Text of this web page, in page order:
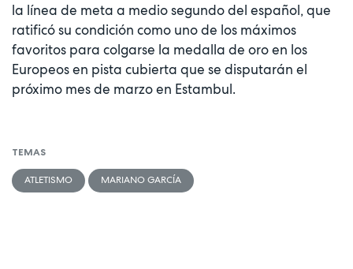
la línea de meta a medio segundo del español, que
ratificó su condición como uno de los máximos
favoritos para colgarse la medalla de oro en los
Europeos en pista cubierta que se disputarán el
próximo mes de marzo en Estambul.
TEMAS
ATLETISMO MARIANO GARCÍA